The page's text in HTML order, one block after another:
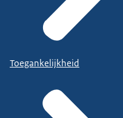
Toegankelijkheid